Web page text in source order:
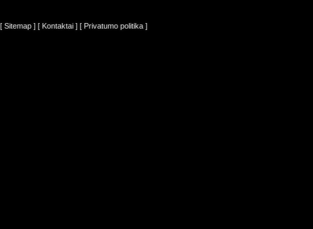
[ Sitemap ] [ Kontaktai ] [ Privatumo politika ]